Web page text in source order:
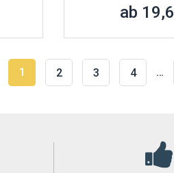
ab
1 2 3 4 …